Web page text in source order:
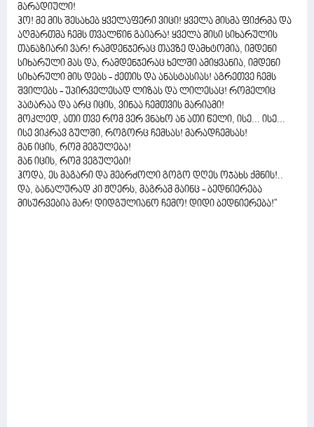
მარადიული!
ჰო! მე მის შესახებ ყველაფერი ვიცი! ყველა მისმა ფიქრმა და
აღმართმა ჩემს თვალწინ გაიარა! ყველა მისი სიხარულის
თანაზიარი ვარ! რამდენჯერაც თავზე დამხტომია, იმდენი
სიხარული მას და, რამდენჯერაც ხელში ამიყვანია, იმდენი
სიხარული მის დებს - ქეთის და ანასტასიას! აგრეთვე ჩემს
შვილებს - უპირველესად ლიზას და ლილესაც! რომელიც
პატარაა და არც იცის, ვინაა ჩემთვის მარიამი!
მოკლედ, ათი თვე რომ ვერ ვნახო ან ათი წელი, ისე... ისე...
ისე ვიკრავ გულში, როგორც ჩემსას! მარადჩემსას!
მან იცის, რომ მეგულება!
მან იცის, რომ ვეგულები!
ჰოდა, ეს მაგარი და მებრძოლი გოგო დღეს ოჯახს ქმნის!..
და, ბანალურად კი ჟღერს, მაგრამ მაინც - ბედნიერება
მისურვებია მარ! დიდგულიანო ჩემო! დიდი ბედნიერება!''